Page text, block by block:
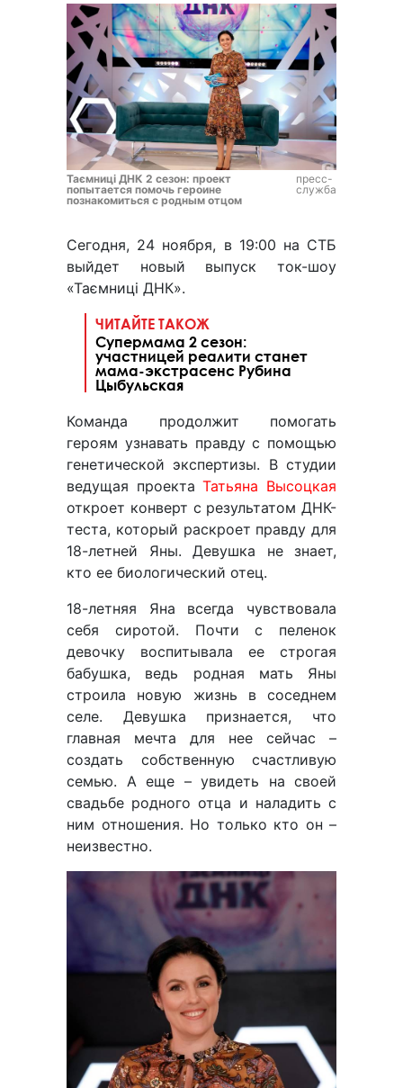
Таємниці ДНК 2 сезон: проект
попытается помочь героине
познакомиться с родным отцом
пресс-
служба
Сегодня, 24 ноября, в 19:00 на СТБ
выйдет новый выпуск ток-шоу
«Таємниці ДНК».
ЧИТАЙТЕ ТАКОЖ
Супермама 2 сезон:
участницей реалити станет
мама-экстрасенс Рубина
Цыбульская
Команда продолжит помогать
героям узнавать правду с помощью
генетической экспертизы. В студии
ведущая проектаТатьяна Высоцкая
откроет конверт с результатом ДНК-
теста, который раскроет правду для
18-летней Яны. Девушка не знает,
кто ее биологический отец.
18-летняя Яна всегда чувствовала
себя сиротой. Почти с пеленок
девочку воспитывала ее строгая
бабушка, ведь родная мать Яны
строила новую жизнь в соседнем
селе. Девушка признается, что
главная мечта для нее сейчас –
создать собственную счастливую
семью. А еще – увидеть на своей
свадьбе родного отца и наладить с
ним отношения. Но только кто он –
неизвестно.